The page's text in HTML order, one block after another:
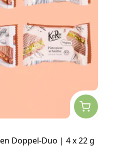
Doppel-Duo | 4 x 22 g